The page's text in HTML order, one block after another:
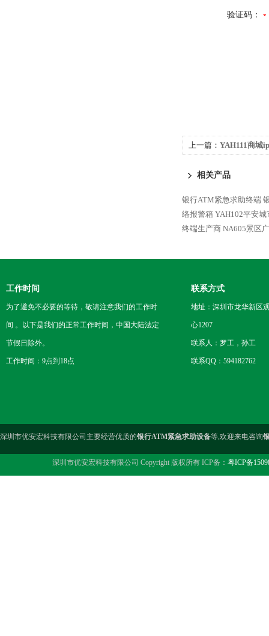
验证码：
上一篇： YAH111商城
相关产品
银行ATM紧急求助终端
络报警箱 YAH102平安
终端生产商 NA605景区
工作时间
为了避免不必要的等待，敬请注意我们的工作时
间 。以下是我们的正常工作时间，中国大陆法定
节假日除外。
工作时间：9点到18点
联系方式
地址：深圳市龙华新区
心1207
联系人：罗工，孙工
联系QQ：594182762
深圳市优安宏科技有限公司主要经营优质的银行ATM紧急求助设备等,欢迎来电咨询
深圳市优安宏科技有限公司 Copyright 版权所有 ICP备： 粤ICP备